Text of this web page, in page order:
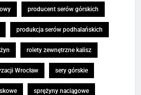
producent serów górskich
produkcja serów podhalańskich
rolety zewnętrzne kalisz
Wrocław sery górskie
sprężyny naciągowe